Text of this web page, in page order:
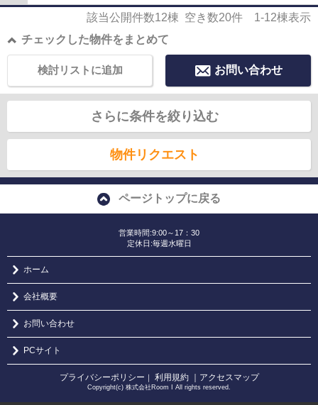
該当公開件数12棟 空き数20件 1-12棟表示
チェックした物件をまとめて
お問い合わせ
検討リストに追加
さらに条件を絞り込む
物件リクエスト
ページトップに戻る
営業時間:9:00～17：30
定休日:毎週水曜日
ホーム
会社概要
お問い合わせ
PCサイト
プライバシーポリシー ｜ 利用規約 ｜アクセスマップ
Copyright(c) 株式会社Room I All rights reserved.